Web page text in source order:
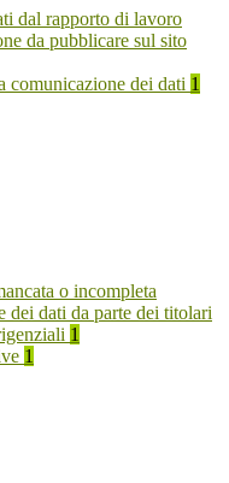
dal rapporto di lavoro
da pubblicare sul sito
comunicazione dei dati 1
o incompleta
dei dati da parte dei titolari
1
1